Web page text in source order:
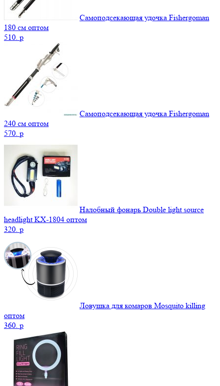
Самоподсекающая удочка Fishergoman
180 см оптом
510. p
Самоподсекающая удочка Fishergoman
240 см оптом
570. p
Налобный фонарь Double light source
headlight KX-1804 оптом
320. p
Ловушка для комаров Mosquito killing
оптом
360. p